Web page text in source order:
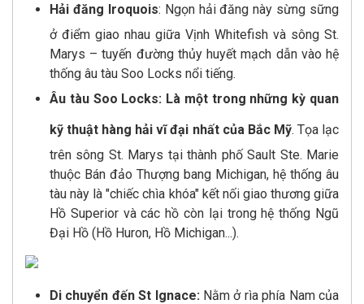
Hải đăng Iroquois: Ngọn hải đăng này sừng sững
ở điểm giao nhau giữa Vịnh Whitefish và sông St.
Marys – tuyến đường thủy huyết mạch dẫn vào hệ
thống âu tàu Soo Locks nổi tiếng.
Âu tàu Soo Locks: Là một trong những kỳ quan
kỹ thuật hàng hải vĩ đại nhất của Bắc Mỹ. Tọa lạc
trên sông St. Marys tại thành phố Sault Ste. Marie
thuộc Bán đảo Thượng bang Michigan, hệ thống âu
tàu này là "chiếc chìa khóa" kết nối giao thương giữa
Hồ Superior và các hồ còn lại trong hệ thống Ngũ
Đại Hồ (Hồ Huron, Hồ Michigan...).
Di chuyển đến St Ignace: Nằm ở rìa phía Nam của